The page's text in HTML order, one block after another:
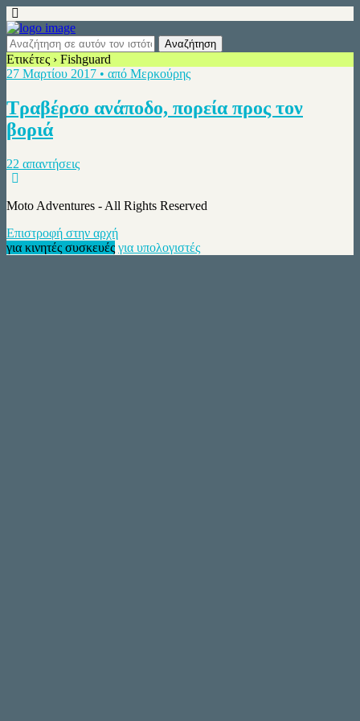
Ετικέτες › Fishguard
27 Μαρτίου 2017 • από Μερκούρης
Τραβέρσο ανάποδο, πορεία προς τον
βοριά
22 απαντήσεις
Moto Adventures - All Rights Reserved
Επιστροφή στην αρχή
για κινητές συσκευές για υπολογιστές